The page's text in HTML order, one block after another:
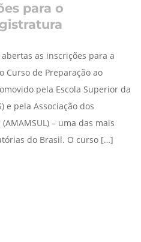
para o
as inscrições para a
Curso de Preparação ao
pela Escola Superior da
e pela Associação dos
– uma das mais
do Brasil. O curso […]